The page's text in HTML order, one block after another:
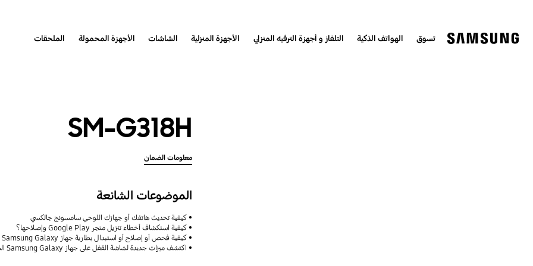
تسوق الهواتف الذكية التلفاز و أجهزة الترفيه المنزلي الأجهزة المنزلية الشاشات الأجهزة المحمولة الملحقات
SM-G318H
معلومات الضمان
الموضوعات الشائعة
كيفية تحديث هاتفك أو جهازك اللوحي سامسونج جالكسي
كيفية استكشاف أخطاء تنزيل متجر Google Play وإصلاحها؟
كيفية فحص أو إصلاح أو استبدال بطارية جهاز Samsung Galaxy
اكتشف ميزات جديدة لشاشة القفل على جهاز Samsung Galaxy الخاص بك